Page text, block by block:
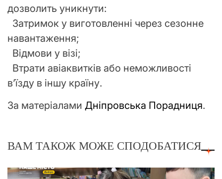
дозволить уникнути:
Затримок у виготовленні через сезонне
навантаження;
Відмови у візі;
Втрати авіаквитків або неможливості
в’їзду в іншу країну.
За матеріалами Дніпровська Порадниця.
ВАМ ТАКОЖ МОЖЕ СПОДОБАТИСЯ